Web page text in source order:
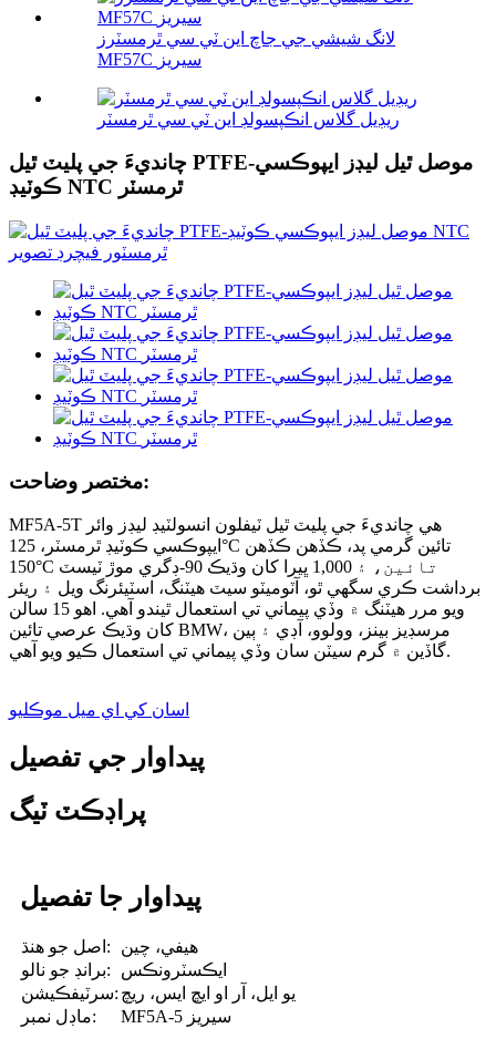
لانگ شيشي جي جاچ اين ٽي سي ٿرمسٽرز
MF57C سيريز
ريڊيل گلاس انڪپسولڊ اين ٽي سي ٿرمسٽر
چانديءَ جي پليٽ ٿيل PTFE-موصل ٿيل ليڊز ايپوڪسي
ڪوٽيڊ NTC ٿرمسٽر
مختصر وضاحت:
MF5A-5T هي چانديءَ جي پليٽ ٿيل ٽيفلون انسولٽيڊ ليڊز وائر
ايپوڪسي ڪوٽيڊ ٿرمسٽر، 125°C تائين گرمي پد، ڪڏهن ڪڏهن
150°C تائين، ۽ 1,000 ڀيرا کان وڌيڪ 90-ڊگري موڙ ٽيسٽ
برداشت ڪري سگهي ٿو، آٽوميٽو سيٽ هيٽنگ، اسٽيئرنگ ويل ۽ ريئر
ويو مرر هيٽنگ ۾ وڏي پيماني تي استعمال ٿيندو آهي. اهو 15 سالن
کان وڌيڪ عرصي تائين BMW، مرسڊيز بينز، وولوو، آڊي ۽ ٻين
گاڏين ۾ گرم سيٽن سان وڏي پيماني تي استعمال ڪيو ويو آهي.
اسان کي اي ميل موڪليو
پيداوار جي تفصيل
پراڊڪٽ ٽيگ
پيداوار جا تفصيل
اصل جو هنڌ:
هيفي، چين
برانڊ جو نالو:
ايڪسٽرونڪس
سرٽيفڪيشن: يو ايل، آر او ايڇ ايس، ريچ
ماڊل نمبر:
MF5A-5 سيريز